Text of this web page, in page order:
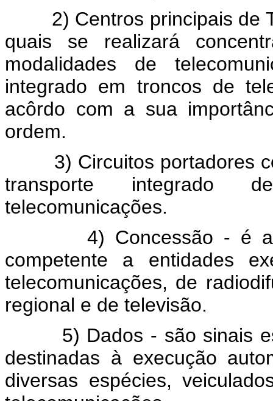
2) Centros principais de
quais se realizará
modalidades de
integrado em troncos de
acôrdo com a sua
ordem.
3) Circuitos portadores
transporte integrado
telecomunicações.
4) Concessão - é a
competente a entidades
telecomunicações, de
regional e de televisão.
5) Dados - são sinais
destinadas à execução
diversas espécies,